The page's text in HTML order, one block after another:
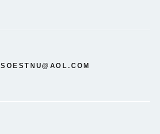
SOESTNU@AOL.COM